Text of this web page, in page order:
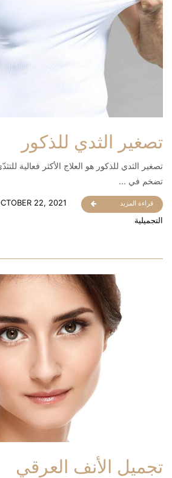
تصغير الثدي للذكور
تصغير الثدي للذكور هو العلاج الأكثر فعالية
تضخم في ...
قراءة المزيد 22, 2021
التجميلية
تجميل الأنف العرقي